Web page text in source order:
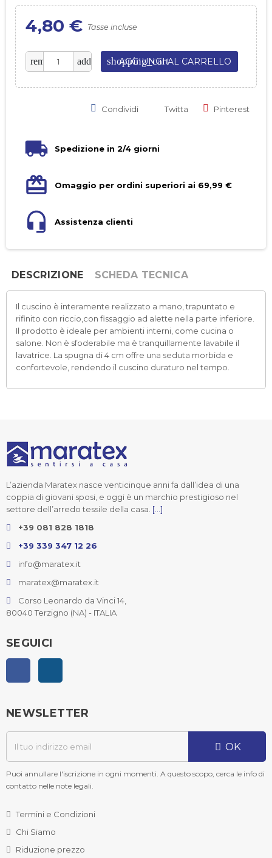
4,80 € Tasse incluse
remove add shopping_cart
AGGIUNGI AL CARRELLO
Condividi Twitta Pinterest
Spedizione in 2/4 giorni
Omaggio per ordini superiori ai 69,99 €
Assistenza clienti
DESCRIZIONE SCHEDA TECNICA
Il cuscino è interamente realizzato a mano, trapuntato e
rifinito con riccio,con fissaggio ad alette nella parte inferiore.
Il prodotto è ideale per ambienti interni, come cucina o
salone. Non è sfoderabile ma è tranquillamente lavabile il
lavatrice. La spugna di 4 cm offre una seduta morbida e
confortevole, rendendo il cuscino duraturo nel tempo.
L’azienda Maratex nasce venticinque anni fa dall’idea di una
coppia di giovani sposi, e oggi è un marchio prestigioso nel
settore dell’arredo tessile della casa. [...]
+39 081 828 1818
+39 339 347 12 26
info@maratex.it
maratex@maratex.it
Corso Leonardo da Vinci 14,
80040 Terzigno (NA) - ITALIA
SEGUICI
NEWSLETTER
OK
Puoi annullare l'iscrizione in ogni momenti. A questo scopo, cerca le info di
contatto nelle note legali.
Termini e Condizioni
Chi Siamo
Riduzione prezzo